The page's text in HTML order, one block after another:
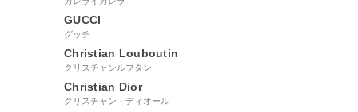
GUCCI
グッチ
Christian Louboutin
クリスチャンルブタン
Christian Dior
クリスチャン・ディオール